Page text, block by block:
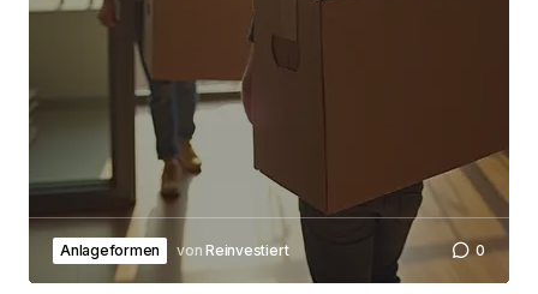
Anlageformen von Reinvestiert 0